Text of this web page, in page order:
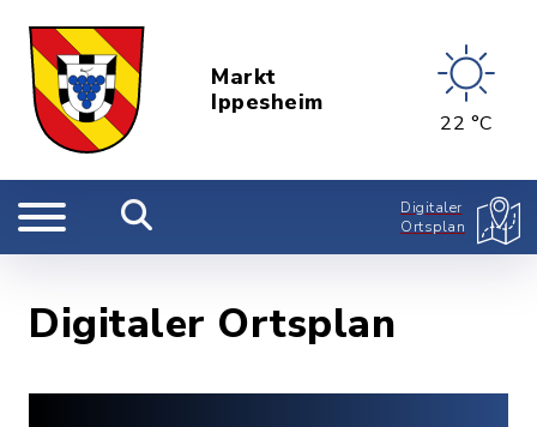
Markt
Ippesheim
22 °C
Digitaler
Ortsplan
Digitaler Ortsplan